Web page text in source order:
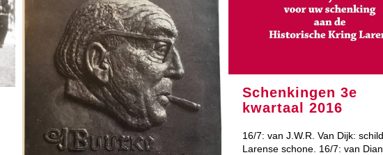
Schenkingen 3e
kwartaal 2016
16/7: van J.W.R. Van Dijk:
Larense schone. 16/7: van